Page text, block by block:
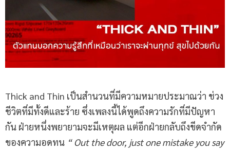
Thick and Thin เป็นสำนวนที่มีความหมายประมาณว่า ช่วง
ชีวิตที่มีทั้งดีและร้าย ซึ่งเพลงนี้ได้พูดถึงความรักที่มีปัญหา
กัน ฝ่ายหนึ่งพยายามจะมีเหตุผล แต่อีกฝ่ายกลับถึงขีดจำกัด
ของความอดทน “ Out the door, just one mistake you say